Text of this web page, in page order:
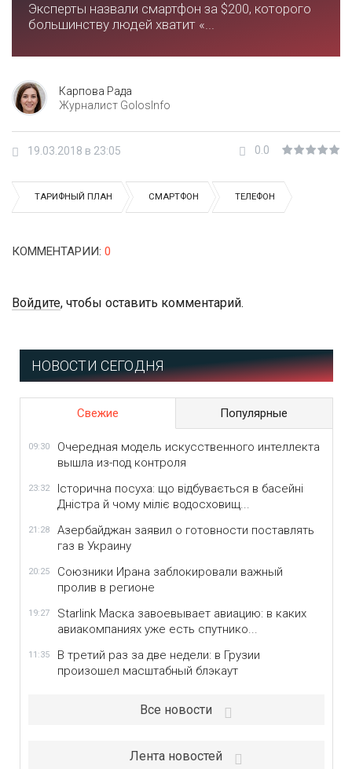
Эксперты назвали смартфон за $200, которого
большинству людей хватит «...
Карпова Рада
Журналист GolosInfo
19.03.2018 в 23:05 0.0
ТАРИФНЫЙ ПЛАН СМАРТФОН ТЕЛЕФОН
КОММЕНТАРИИ: 0
Войдите, чтобы оставить комментарий.
НОВОСТИ СЕГОДНЯ
Свежие Популярные
09:30
Очередная модель искусственного интеллекта
вышла из-под контроля
23:32
Історична посуха: що відбувається в басейні
Дністра й чому міліє водосховищ...
21:28
Азербайджан заявил о готовности поставлять
газ в Украину
20:25
Союзники Ирана заблокировали важный
пролив в регионе
19:27
Starlink Маска завоевывает авиацию: в каких
авиакомпаниях уже есть спутнико...
11:35
В третий раз за две недели: в Грузии
произошел масштабный блэкаут
Все новости
Лента новостей